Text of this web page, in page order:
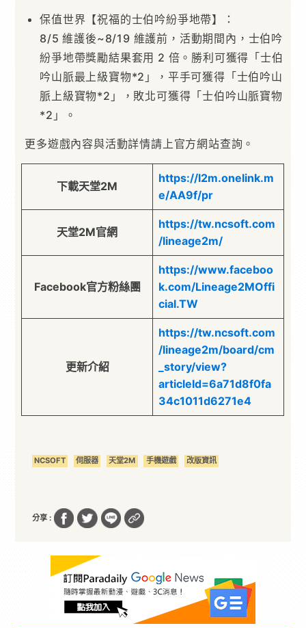
保值世界【祝福的士伯吟紛爭地帶】：
8/5 維護後~8/19 維護前，活動期間內，士伯吟
紛爭地帶獎勵結果套用 2 倍。勝利可獲得「士伯
吟山脈最上級寶物*2」，平手可獲得「士伯吟山
脈上級寶物*2」，敗北可獲得「士伯吟山脈寶物
*2」。
更多遊戲內容與活動詳情請上官方網站查詢。
下載天堂2M
https://l2m.onelink.m
e/AA9f/pr
天堂2M官網
https://tw.ncsoft.com
/lineage2m/
Facebook官方粉絲團
https://www.faceboo
k.com/Lineage2MOffi
cial.TW
更新介紹
https://tw.ncsoft.com
/lineage2m/board/cm
_story/view?
articleId=6a71d8f0fa
34c1011d6271e4
NCSOFT 伺服器 天堂2M 手機遊戲 改版資訊
分享 :